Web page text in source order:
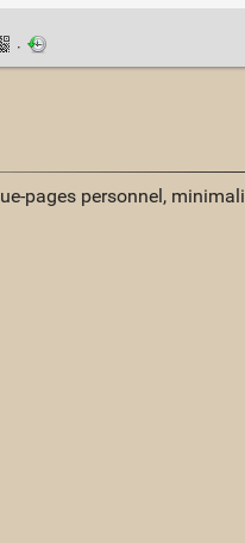
·
pages personnel,